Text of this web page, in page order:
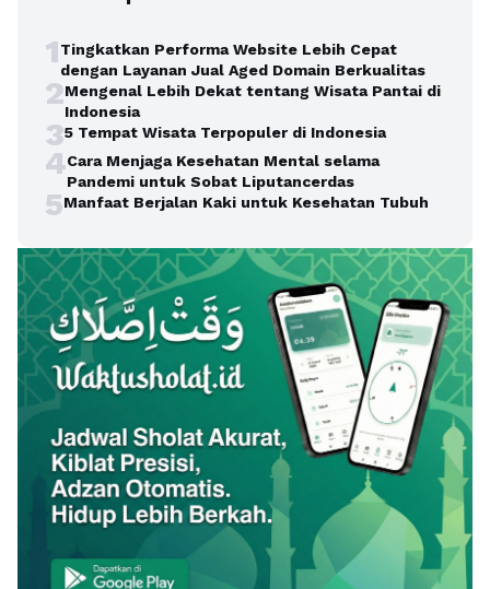
1Tingkatkan Performa Website Lebih Cepat
dengan Layanan Jual Aged Domain Berkualitas
2Mengenal Lebih Dekat tentang Wisata Pantai di
Indonesia
35 Tempat Wisata Terpopuler di Indonesia
4Cara Menjaga Kesehatan Mental selama
Pandemi untuk Sobat Liputancerdas
5Manfaat Berjalan Kaki untuk Kesehatan Tubuh